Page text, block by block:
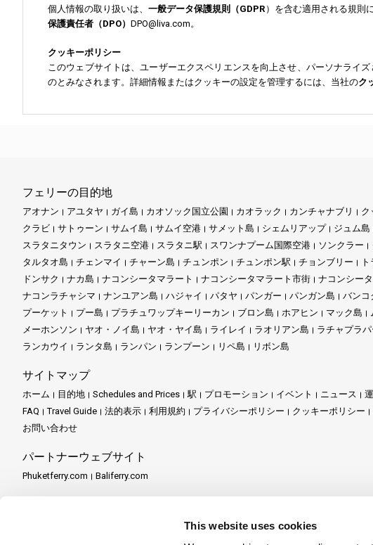
This website uses cookies
個人情報の取り扱いは、一般データ保護規則（GDPR ）を含む適用される規則
保護責任者（DPO） DPO@liva.com。
クッキーポリシー
このウェブサイトは、ユーザーエクスペリエンスを向上させ、パーソナライ
のとみなされます。詳細情報またはクッキーの設定を管理するには、当社のク
フェリーの目的地
アオナン アユタヤ ガイ島 カオソック国立公園 カオラック カンチャナブリ ク
クラビ
サトゥーン サムイ島 サムイ空港 サメット島 シェムリアップ ジュム島
スラタニタウン
スラタニ空港 スラタニ駅 スワンナプーム国際空港 ソンクラー
タルタオ島
チェンマイ チャーン島 チュンポン チュンポン駅 チョンブリー
ドンサク
ナカ島 ナコンシータマラート ナコンシータマラート市街
ナコンシー
ナコンラチャシマ
ナンユアン島 ハジャイ パタヤ パンガー パンガン島 バンコ
プーケット
プー島 プラチュワップキーリーカン ブロン島 ホアヒン マック島
メーホンソン
ヤオ・ノイ島 ヤオ・ヤイ島 ライレイ ラオリアン島 ラチャプラ
ランカウイ
ランタ島 ランパン ランプーン リペ島 リボン島
サイトマップ
ホーム 目的地 Schedules and Prices 駅 プロモーション イベント ニュース
FAQ
Travel Guide 法的表示 利用規約 プライバシーポリシー クッキーポリシー
お問い合わせ
パートナーウェブサイト
Phuketferry.com Baliferry.com
パートナーになる Travel Agent Program